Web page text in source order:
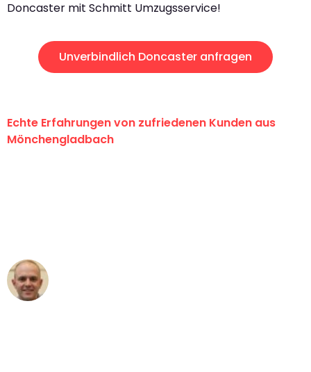
Doncaster mit Schmitt Umzugsservice!
Unverbindlich Doncaster anfragen
Echte Erfahrungen von zufriedenen Kunden aus
Mönchengladbach